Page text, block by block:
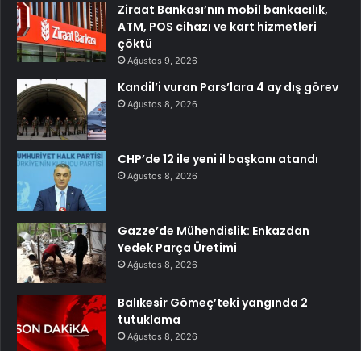
Ziraat Bankası’nın mobil bankacılık,
ATM, POS cihazı ve kart hizmetleri
çöktü
Ağustos 9, 2026
Kandil’i vuran Pars’lara 4 ay dış görev
Ağustos 8, 2026
CHP’de 12 ile yeni il başkanı atandı
Ağustos 8, 2026
Gazze’de Mühendislik: Enkazdan
Yedek Parça Üretimi
Ağustos 8, 2026
Balıkesir Gömeç’teki yangında 2
tutuklama
Ağustos 8, 2026